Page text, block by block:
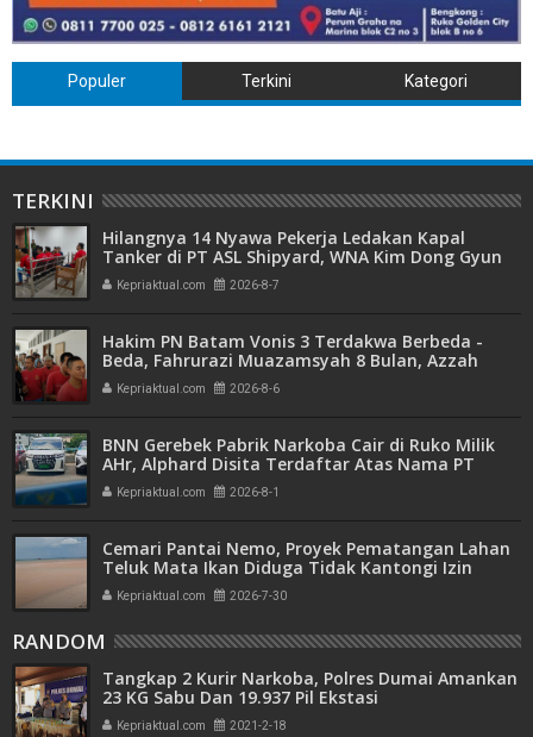
Populer Terkini Kategori
TERKINI
Hilangnya 14 Nyawa Pekerja Ledakan Kapal
Tanker di PT ASL Shipyard, WNA Kim Dong Gyun
Hanya Dituntut 1 Tahun 6 Bulan
Kepriaktual.com 2026-8-7
Hakim PN Batam Vonis 3 Terdakwa Berbeda -
Beda, Fahrurazi Muazamsyah 8 Bulan, Azzah
Azzurah dan Risma Divonis 2 Tahun 6 Bulan
Kepriaktual.com 2026-8-6
BNN Gerebek Pabrik Narkoba Cair di Ruko Milik
AHr, Alphard Disita Terdaftar Atas Nama PT
Mitra Usaha Properti
Kepriaktual.com 2026-8-1
Cemari Pantai Nemo, Proyek Pematangan Lahan
Teluk Mata Ikan Diduga Tidak Kantongi Izin
Amdal
Kepriaktual.com 2026-7-30
RANDOM
Tangkap 2 Kurir Narkoba, Polres Dumai Amankan
23 KG Sabu Dan 19.937 Pil Ekstasi
Kepriaktual.com 2021-2-18